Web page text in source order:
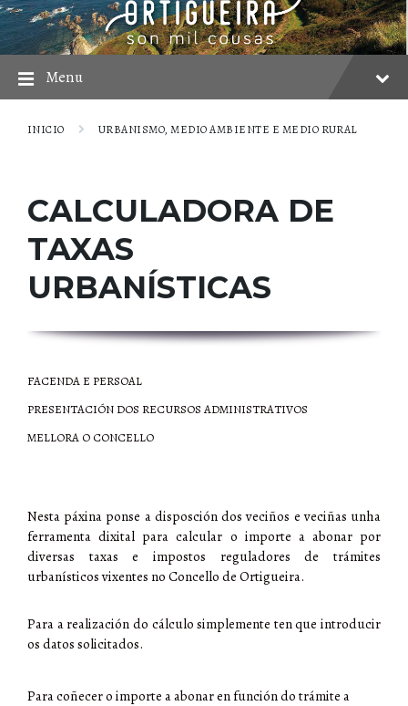
Skip
to
content
Skip
to
main
navigation
Skip
to
footer
Menu
INICIO URBANISMO, MEDIO AMBIENTE E MEDIO RURAL
CALCULADORA DE
TAXAS
URBANÍSTICAS
FACENDA E PERSOAL
PRESENTACIÓN DOS RECURSOS ADMINISTRATIVOS
MELLORA O CONCELLO
Nesta páxina ponse a disposción dos veciños e veciñas unha
ferramenta dixital para calcular o importe a abonar por
diversas taxas e impostos reguladores de trámites
urbanísticos vixentes no Concello de Ortigueira.
Para a realización do cálculo simplemente ten que introducir
os datos solicitados.
Para coñecer o importe a abonar en función do trámite a